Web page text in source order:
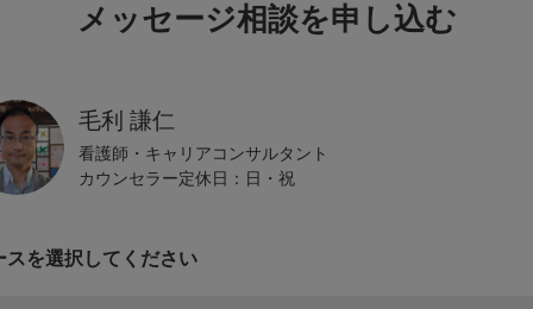
メッセージ相談を申し込む
毛利 謙仁
看護師・キャリアコンサルタント
カウンセラー定休日： 日・祝
スを選択してください